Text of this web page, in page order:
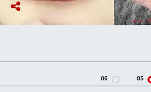
05
06